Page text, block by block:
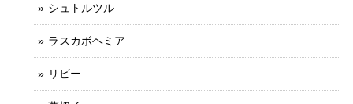
シュトルツル
ラスカボヘミア
リビー